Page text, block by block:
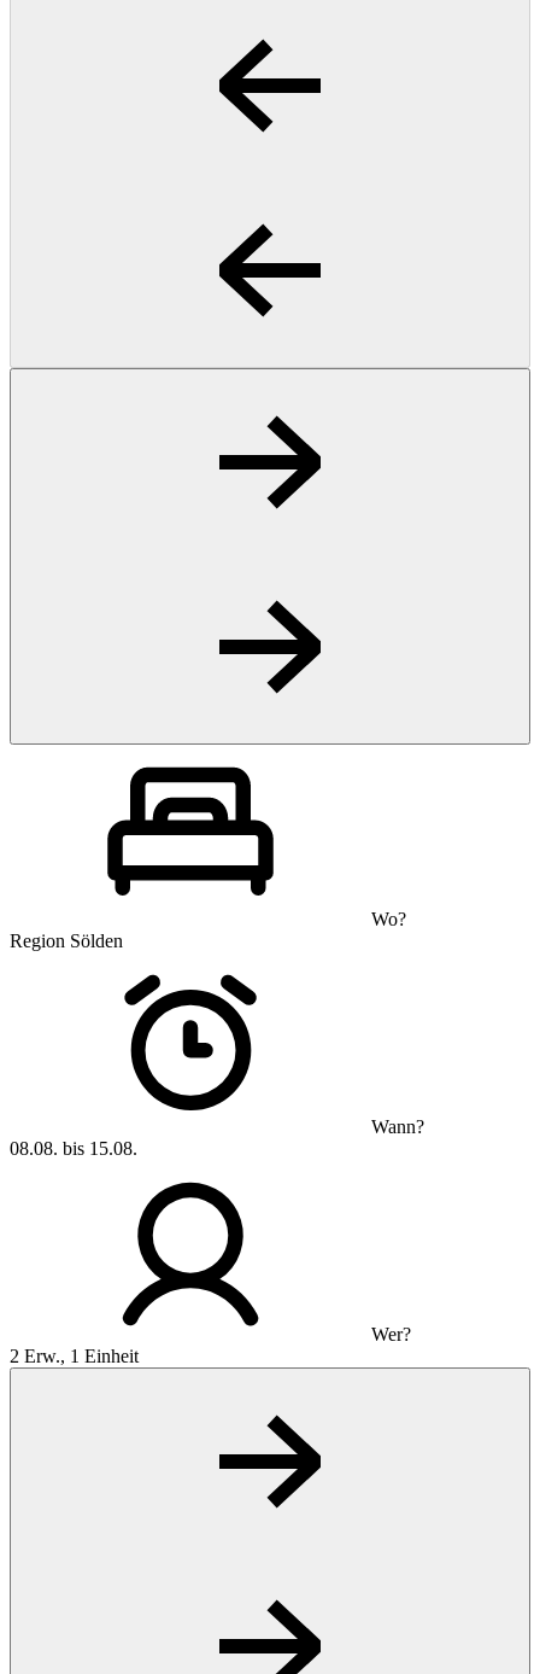
Wo?
Region Sölden
Wann?
08.08. bis 15.08.
Wer?
2 Erw., 1 Einheit